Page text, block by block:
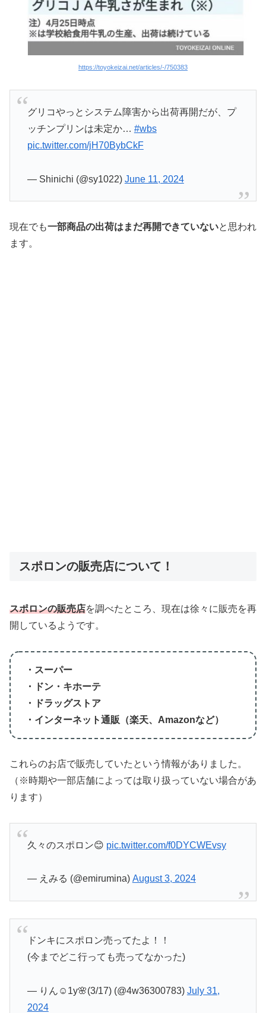
https://toyokeizai.net/articles/-/750383
グリコやっとシステム障害から出荷再開だが、プ
ッチンプリンは未定か… #wbs
pic.twitter.com/jH70BybCkF
— Shinichi (@sy1022) June 11, 2024
現在でも一部商品の出荷はまだ再開できていないと思われ
ます。
スポロンの販売店について！
スポロンの販売店を調べたところ、現在は徐々に販売を再
開しているようです。
・スーパー
・ドン・キホーテ
・ドラッグストア
・インターネット通販（楽天、Amazonなど）
これらのお店で販売していたという情報がありました。
（※時期や一部店舗によっては取り扱っていない場合があ
ります）
久々のスポロン😊 pic.twitter.com/f0DYCWEvsy
— えみる (@emirumina) August 3, 2024
ドンキにスポロン売ってたよ！！
(今までどこ行っても売ってなかった)
— りん☺︎1y🌸(3/17) (@4w36300783) July 31,
2024